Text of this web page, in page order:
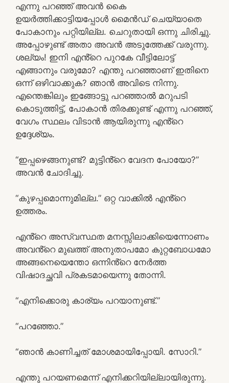
എന്നു പറഞ്ഞ് അവൻ കൈ
ഉയർത്തിക്കാട്ടിയപ്പോൾ മൈൻഡ് ചെയ്യാതെ
പോകാനും പറ്റിയില്ല. ചെറുതായി ഒന്നു ചിരിച്ചു.
അപ്പോഴുണ്ട് അതാ അവൻ അടുത്തേക്ക് വരുന്നു.
ശല്യം! ഇനി എൻ്റെ പുറകേ വീട്ടിലോട്ട്
എങ്ങാനും വരുമോ? എന്തു പറഞ്ഞാണ് ഇതിനെ
ഒന്ന് ഒഴിവാക്കുക? ഞാൻ അവിടെ നിന്നു.
എന്തെങ്കിലും ഇങ്ങോട്ടു പറഞ്ഞാൽ മറുപടി
കൊടുത്തിട്ട്, പോകാൻ തിരക്കുണ്ട് എന്നു പറഞ്ഞ്,
വേഗം സ്ഥലം വിടാൻ ആയിരുന്നു എൻ്റെ
ഉദ്ദേശ്യം.
“ഇപ്പഴെങ്ങനുണ്ട്? മുട്ടിൻ്റെ വേദന പോയോ?”
അവൻ ചോദിച്ചു.
“കുഴപ്പമൊന്നുമില്ല.” ഒറ്റ വാക്കിൽ എൻ്റെ
ഉത്തരം.
എൻ്റെ അസ്വസ്ഥത മനസ്സിലാക്കിയെന്നോണം
അവൻ്റെ മുഖത്ത് അനുതാപമോ കുറ്റബോധമോ
അങ്ങനെയെന്തോ ഒന്നിൻ്റെ നേർത്ത
വിഷാദച്ഛവി പ്രകടമായെന്നു തോന്നി.
“എനിക്കൊരു കാര്യം പറയാനുണ്ട്.”
“പറഞ്ഞോ.”
“ഞാൻ കാണിച്ചത് മോശമായിപ്പോയി. സോറി.”
എന്തു പറയണമെന്ന് എനിക്കറിയില്ലായിരുന്നു.